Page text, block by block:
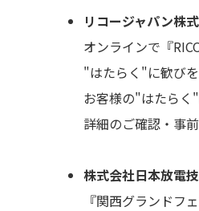
リコージャパン株
オンラインで『
"はたらく"に歓び
お客様の"はたらく
詳細のご確認・事
株式会社日本放電
『関西グランドフ